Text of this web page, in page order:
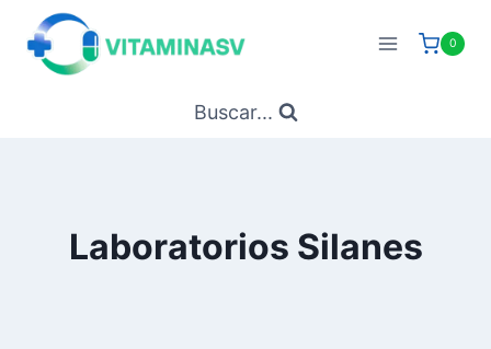
Saltar
contenido
0
Buscar...
Laboratorios Silanes